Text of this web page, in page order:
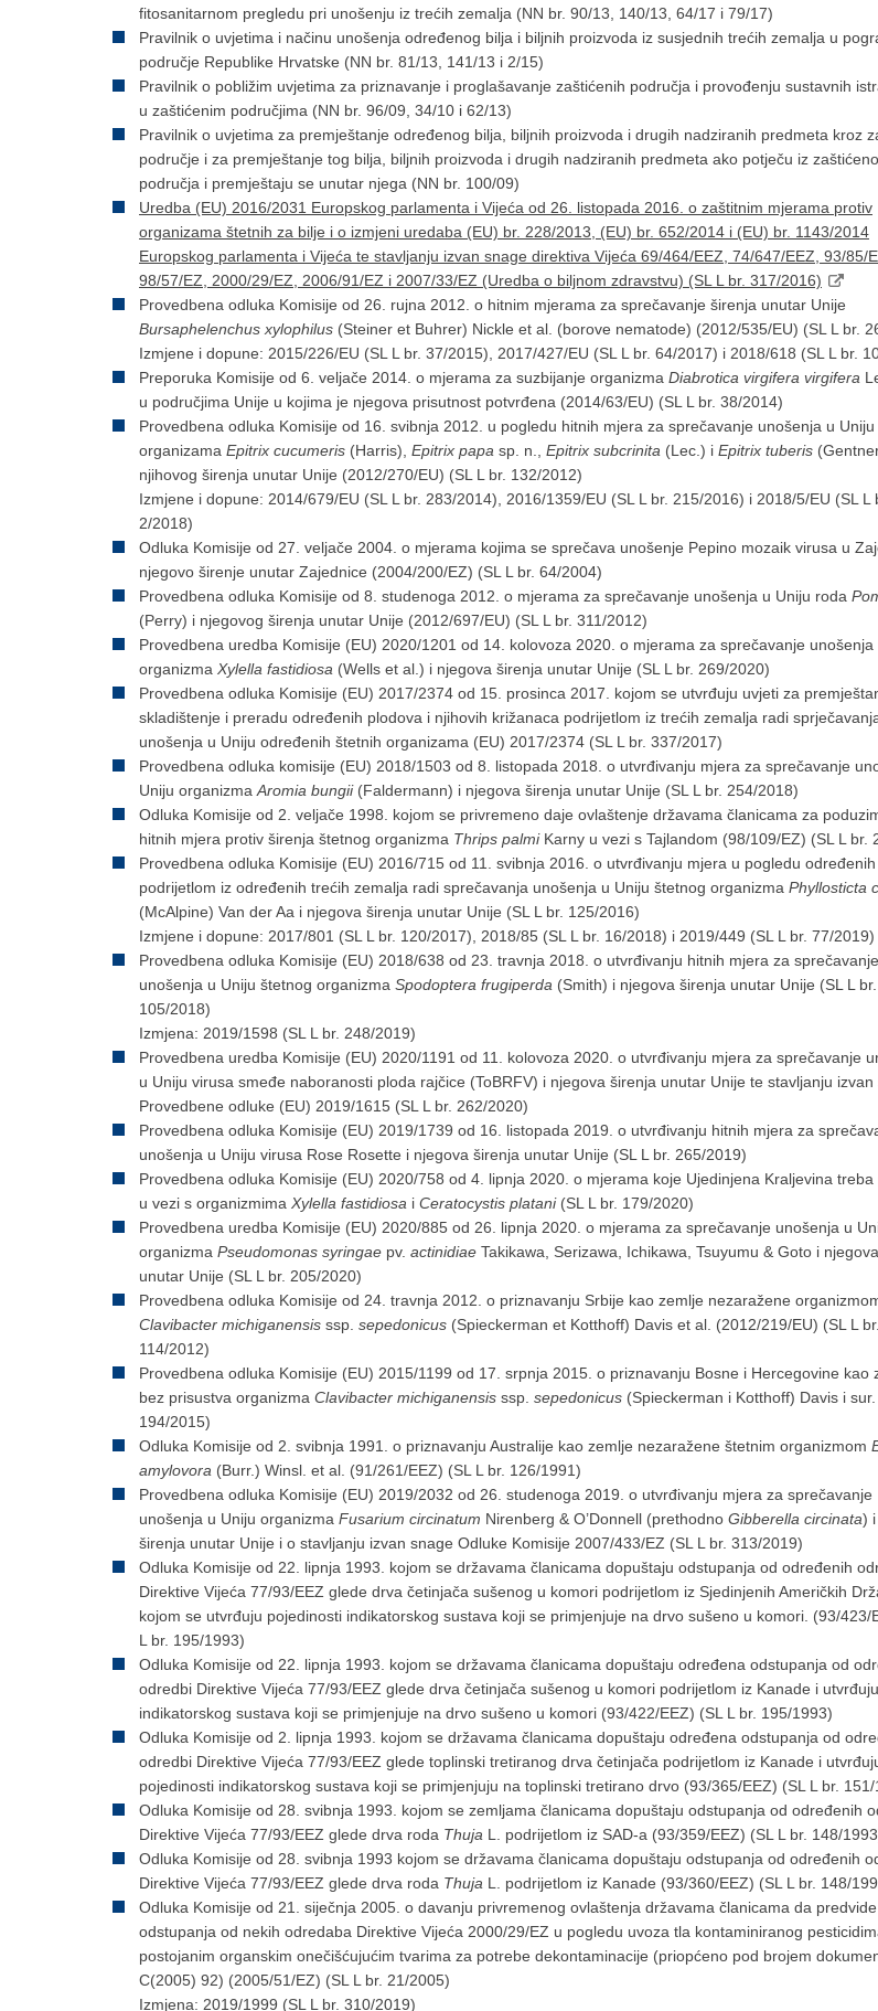
fitosanitarnom pregledu pri unošenju iz trećih zemalja (NN br. 90/13, 140/13, 64/17 i 79/17)
Pravilnik o uvjetima i načinu unošenja određenog bilja i biljnih proizvoda iz susjednih trećih zemalja u
područje Republike Hrvatske (NN br. 81/13, 141/13 i 2/15)
Pravilnik o pobližim uvjetima za priznavanje i proglašavanje zaštićenih područja i provođenju sustavnih
u zaštićenim područjima (NN br. 96/09, 34/10 i 62/13)
Pravilnik o uvjetima za premještanje određenog bilja, biljnih proizvoda i drugih nadziranih predmeta kroz
područje i za premještanje tog bilja, biljnih proizvoda i drugih nadziranih predmeta ako potječu iz
područja i premještaju se unutar njega (NN br. 100/09)
Uredba (EU) 2016/2031 Europskog parlamenta i Vijeća od 26. listopada 2016. o zaštitnim mjerama protiv
organizama štetnih za bilje i o izmjeni uredaba (EU) br. 228/2013, (EU) br. 652/2014 i (EU) br. 1143/2014
Europskog parlamenta i Vijeća te stavljanju izvan snage direktiva Vijeća 69/464/EEZ, 74/647/EEZ, 93/85/
98/57/EZ, 2000/29/EZ, 2006/91/EZ i 2007/33/EZ (Uredba o biljnom zdravstvu) (SL L br. 317/2016)
Provedbena odluka Komisije od 26. rujna 2012. o hitnim mjerama za sprečavanje širenja unutar Unije
Bursaphelenchus xylophilus (Steiner et Buhrer) Nickle et al. (borove nematode) (2012/535/EU) (SL L br.
Izmjene i dopune: 2015/226/EU (SL L br. 37/2015), 2017/427/EU (SL L br. 64/2017) i 2018/618 (SL L br.
Preporuka Komisije od 6. veljače 2014. o mjerama za suzbijanje organizma Diabrotica virgifera virgifera
u područjima Unije u kojima je njegova prisutnost potvrđena (2014/63/EU) (SL L br. 38/2014)
Provedbena odluka Komisije od 16. svibnja 2012. u pogledu hitnih mjera za sprečavanje unošenja u Uniju
organizama Epitrix cucumeris (Harris), Epitrix papa sp. n., Epitrix subcrinita (Lec.) i Epitrix tuberis
njihovog širenja unutar Unije (2012/270/EU) (SL L br. 132/2012)
Izmjene i dopune: 2014/679/EU (SL L br. 283/2014), 2016/1359/EU (SL L br. 215/2016) i 2018/5/EU (SL L
2/2018)
Odluka Komisije od 27. veljače 2004. o mjerama kojima se sprečava unošenje Pepino mozaik virusa u
njegovo širenje unutar Zajednice (2004/200/EZ) (SL L br. 64/2004)
Provedbena odluka Komisije od 8. studenoga 2012. o mjerama za sprečavanje unošenja u Uniju roda
(Perry) i njegovog širenja unutar Unije (2012/697/EU) (SL L br. 311/2012)
Provedbena uredba Komisije (EU) 2020/1201 оd 14. kolovoza 2020. o mjerama za sprečavanje unošenja
organizma Xylella fastidiosa (Wells et al.) i njegova širenja unutar Unije (SL L br. 269/2020)
Provedbena odluka Komisije (EU) 2017/2374 od 15. prosinca 2017. kojom se utvrđuju uvjeti za
skladištenje i preradu određenih plodova i njihovih križanaca podrijetlom iz trećih zemalja radi
unošenja u Uniju određenih štetnih organizama (EU) 2017/2374 (SL L br. 337/2017)
Provedbena odluka komisije (EU) 2018/1503 оd 8. listopada 2018. o utvrđivanju mjera za sprečavanje
Uniju organizma Aromia bungii(Faldermann) i njegova širenja unutar Unije (SL L br. 254/2018)
Odluka Komisije od 2. veljače 1998. kojom se privremeno daje ovlaštenje državama članicama za
hitnih mjera protiv širenja štetnog organizma Thrips palmiKarny u vezi s Tajlandom (98/109/EZ) (SL L br.
Provedbena odluka Komisije (EU) 2016/715 od 11. svibnja 2016. o utvrđivanju mjera u pogledu
podrijetlom iz određenih trećih zemalja radi sprečavanja unošenja u Uniju štetnog organizma Phyllosticta
(McAlpine) Van der Aa i njegova širenja unutar Unije (SL L br. 125/2016)
Izmjene i dopune: 2017/801 (SL L br. 120/2017), 2018/85 (SL L br. 16/2018) i 2019/449 (SL L br. 77/2019)
Provedbena odluka Komisije (EU) 2018/638 od 23. travnja 2018. o utvrđivanju hitnih mjera za sprečavanje
unošenja u Uniju štetnog organizma Spodoptera frugiperda (Smith) i njegova širenja unutar Unije (SL L br.
105/2018)
Izmjena: 2019/1598 (SL L br. 248/2019)
Provedbena uredba Komisije (EU) 2020/1191 оd 11. kolovoza 2020. o utvrđivanju mjera za sprečavanje
u Uniju virusa smeđe naboranosti ploda rajčice (ToBRFV) i njegova širenja unutar Unije te stavljanju izvan
Provedbene odluke (EU) 2019/1615 (SL L br. 262/2020)
Provedbena odluka Komisije (EU) 2019/1739 оd 16. listopada 2019. o utvrđivanju hitnih mjera za
unošenja u Uniju virusa Rose Rosette i njegova širenja unutar Unije (SL L br. 265/2019)
Provedbena odluka Komisije (EU) 2020/758 оd 4. lipnja 2020. o mjerama koje Ujedinjena Kraljevina treba
u vezi s organizmima Xylella fastidiosa i Ceratocystis platani (SL L br. 179/2020)
Provedbena uredba Komisije (EU) 2020/885 оd 26. lipnja 2020. o mjerama za sprečavanje unošenja u
organizma Pseudomonas syringae pv. actinidiae Takikawa, Serizawa, Ichikawa, Tsuyumu & Goto i
unutar Unije (SL L br. 205/2020)
Provedbena odluka Komisije od 24. travnja 2012. o priznavanju Srbije kao zemlje nezaražene
Clavibacter michiganensis ssp. sepedonicus (Spieckerman et Kotthoff) Davis et al. (2012/219/EU) (SL L br.
114/2012)
Provedbena odluka Komisije (EU) 2015/1199 od 17. srpnja 2015. o priznavanju Bosne i Hercegovine kao
bez prisustva organizma Clavibacter michiganensis ssp. sepedonicus (Spieckerman i Kotthoff) Davis i sur.
194/2015)
Odluka Komisije od 2. svibnja 1991. o priznavanju Australije kao zemlje nezaražene štetnim organizmom
amylovora (Burr.) Winsl. et al. (91/261/EEZ) (SL L br. 126/1991)
Provedbena odluka Komisije (EU) 2019/2032 оd 26. studenoga 2019. o utvrđivanju mjera za sprečavanje
unošenja u Uniju organizma Fusarium circinatum Nirenberg & O’Donnell (prethodno Gibberella circinata)
širenja unutar Unije i o stavljanju izvan snage Odluke Komisije 2007/433/EZ (SL L br. 313/2019)
Odluka Komisije od 22. lipnja 1993. kojom se državama članicama dopuštaju odstupanja od određenih
Direktive Vijeća 77/93/EEZ glede drva četinjača sušenog u komori podrijetlom iz Sjedinjenih Američkih
kojom se utvrđuju pojedinosti indikatorskog sustava koji se primjenjuje na drvo sušeno u komori. (93/423/
L br. 195/1993)
Odluka Komisije od 22. lipnja 1993. kojom se državama članicama dopuštaju određena odstupanja od
odredbi Direktive Vijeća 77/93/EEZ glede drva četinjača sušenog u komori podrijetlom iz Kanade i utvrđuju
indikatorskog sustava koji se primjenjuje na drvo sušeno u komori (93/422/EEZ) (SL L br. 195/1993)
Odluka Komisije od 2. lipnja 1993. kojom se državama članicama dopuštaju određena odstupanja od
odredbi Direktive Vijeća 77/93/EEZ glede toplinski tretiranog drva četinjača podrijetlom iz Kanade i
pojedinosti indikatorskog sustava koji se primjenjuju na toplinski tretirano drvo (93/365/EEZ) (SL L br. 151/
Odluka Komisije od 28. svibnja 1993. kojom se zemljama članicama dopuštaju odstupanja od određenih
Direktive Vijeća 77/93/EEZ glede drva roda Thuja L. podrijetlom iz SAD-a (93/359/EEZ) (SL L br. 148/
Odluka Komisije od 28. svibnja 1993 kojom se državama članicama dopuštaju odstupanja od određenih
Direktive Vijeća 77/93/EEZ glede drva roda Thuja L. podrijetlom iz Kanade (93/360/EEZ) (SL L br. 148/
Odluka Komisije od 21. siječnja 2005. o davanju privremenog ovlaštenja državama članicama da predvide
odstupanja od nekih odredaba Direktive Vijeća 2000/29/EZ u pogledu uvoza tla kontaminiranog
postojanim organskim onečišćujućim tvarima za potrebe dekontaminacije (priopćeno pod brojem
C(2005) 92) (2005/51/EZ) (SL L br. 21/2005)
Izmjena: 2019/1999 (SL L br. 310/2019)